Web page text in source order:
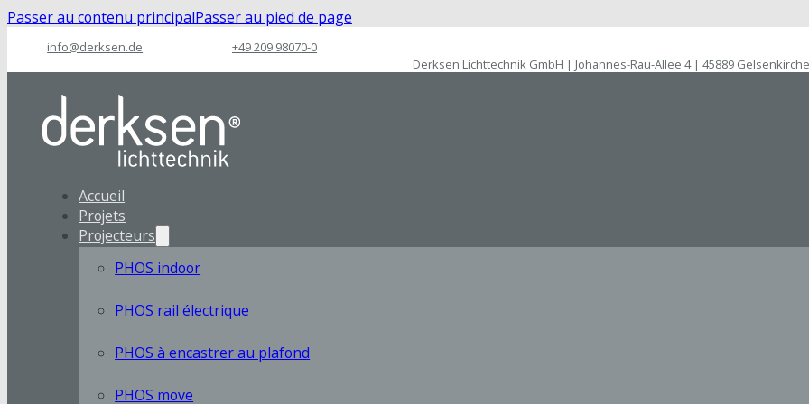
Passer au contenu principalPasser au pied de page
info@derksen.de
+49 209 98070-0
Derksen Lichttechnik GmbH | Johannes-Rau-Allee 4 | 45889
Accueil
Projets
Projecteurs
PHOS indoor
PHOS rail électrique
PHOS à encastrer au plafond
PHOS move